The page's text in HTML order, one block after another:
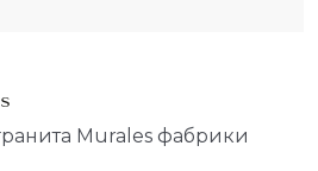
Murales фабрики